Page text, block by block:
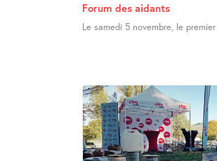
Forum des aidants
Le samedi 5 novembre, le